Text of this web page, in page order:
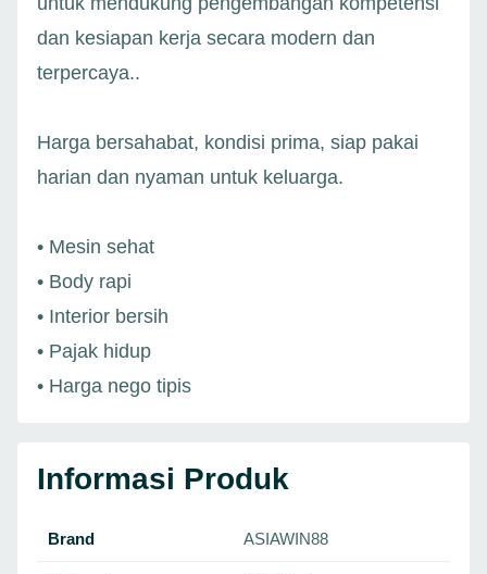
dan kesiapan kerja secara modern dan
terpercaya..
Harga bersahabat, kondisi prima, siap pakai
harian dan nyaman untuk keluarga.
• Mesin sehat
• Body rapi
• Interior bersih
• Pajak hidup
• Harga nego tipis
Informasi Produk
Brand ASIAWIN88